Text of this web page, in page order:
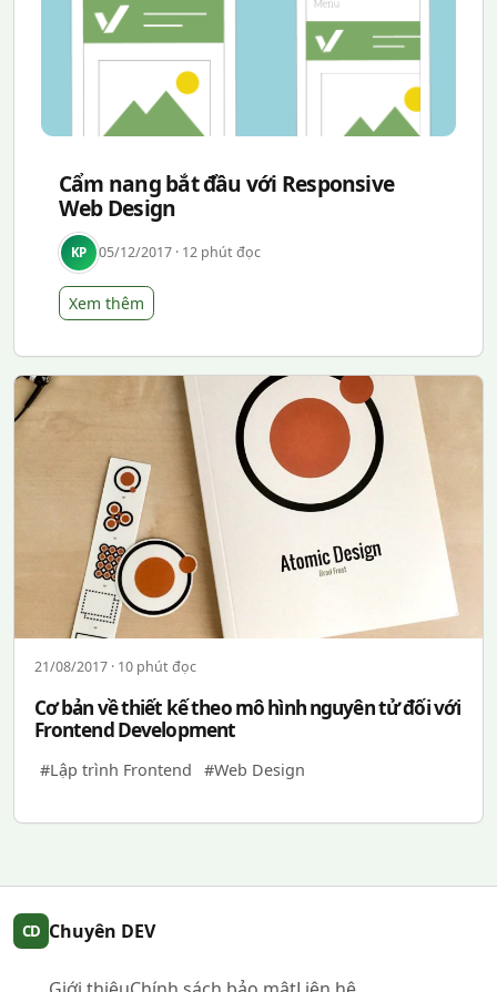
Cẩm nang bắt đầu với Responsive
Web Design
KP 05/12/2017 · 12 phút đọc
Xem thêm
21/08/2017 · 10 phút đọc
Cơ bản về thiết kế theo mô hình nguyên tử đối với
Frontend Development
#Lập trình Frontend #Web Design
CD Chuyên DEV